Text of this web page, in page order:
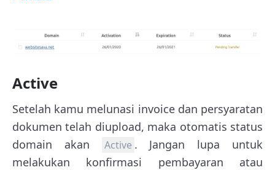
Active
Setelah kamu melunasi invoice dan persyaratan
dokumen telah diupload, maka otomatis status
domain akan
Active . Jangan lupa untuk
melakukan konfirmasi pembayaran atau